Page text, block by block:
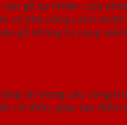
vân gỗ tự nhiên, cửa
có khả năng cách
gỗ không bị cong
rãi trong các công
cổ điển, giúp tạo điểm